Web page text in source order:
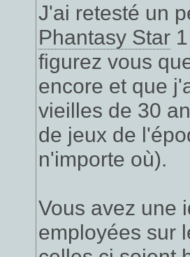
J'ai retesté un
Phantasy Star
figurez vous
encore et que
vieilles de 30
de jeux de
n'importe où).
Vous avez une
employées sur